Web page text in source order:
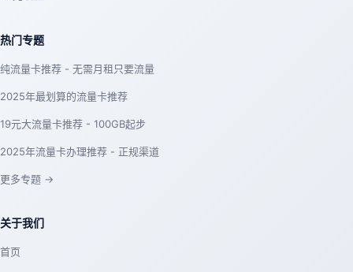
热门专题
纯流量卡推荐 - 无需月租只要流量
2025年最划算的流量卡推荐
19元大流量卡推荐 - 100GB起步
2025年流量卡办理推荐 - 正规渠道
更多专题 →
关于我们
首页